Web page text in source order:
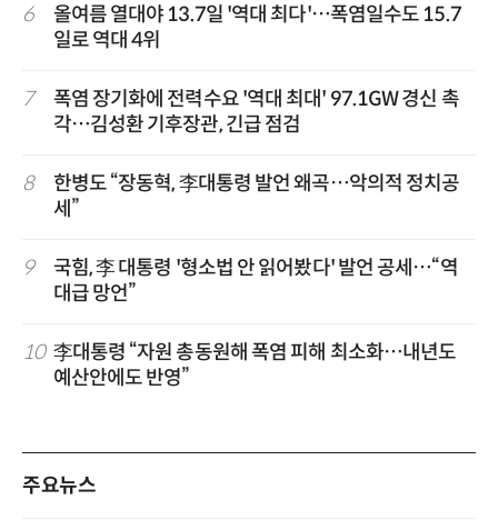
6
올여름 열대야 13.7일 '역대 최다'…폭염일수도 15.7
일로 역대 4위
7
폭염 장기화에 전력수요 '역대 최대' 97.1GW 경신 촉
각…김성환 기후장관, 긴급 점검
8
한병도 “장동혁, 李대통령 발언 왜곡…악의적 정치공
세”
9
국힘, 李 대통령 '형소법 안 읽어봤다' 발언 공세…“역
대급 망언”
10 李대통령 “자원 총동원해 폭염 피해 최소화…내년도
예산안에도 반영”
주요뉴스